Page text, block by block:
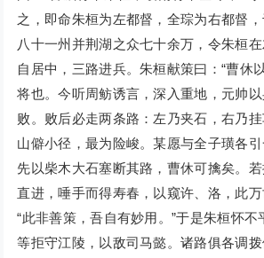
之，即命朱桓为左都督，全琮为右都督
八十一州并荆湖之众七十余万，令朱桓
自居中，三路进兵。朱桓献策曰：“曹休
将也。今听周鲂诱言，深入重地，元帅
败。败后必走两条路：左乃夹石，右乃
山僻小径，最为险峻。某愿与全子璜各引
先以柴木大石塞断其路，曹休可擒矣。
直进，唾手而得寿春，以窥许、洛，此万
“此非善策，吾自有妙用。”于是朱桓怀
等拒守江陵，以敌司马懿。诸路俱各调